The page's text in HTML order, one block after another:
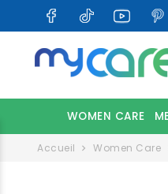
WOMEN CARE
Accueil Women Care